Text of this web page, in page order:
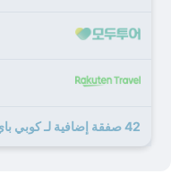
42 صفقة إضافية لـ كوبي باي شيراتون هوتل آند تاورز